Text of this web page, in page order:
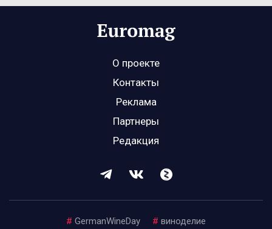
О проекте
Контакты
Реклама
Партнеры
Редакция
# GermanWineDay # виноделие